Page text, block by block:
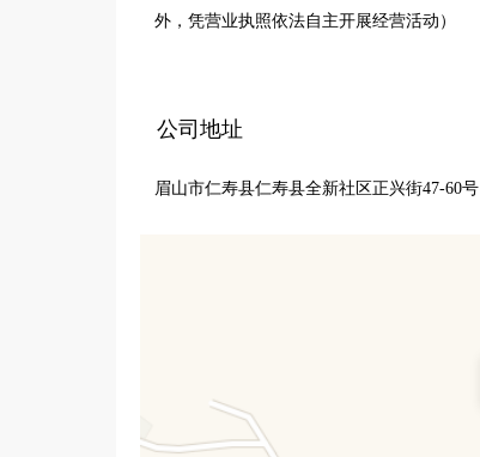
外，凭营业执照依法自主开展经营活动）
公司地址
眉山市仁寿县仁寿县全新社区正兴街47-60号